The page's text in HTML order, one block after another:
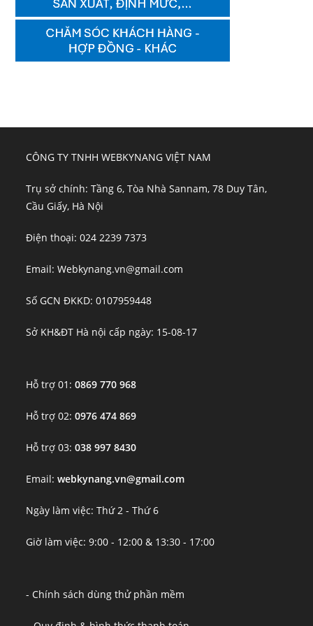
CÔNG TY TNHH WEBKYNANG VIỆT NAM
Trụ sở chính: Tầng 6, Tòa Nhà Sannam, 78 Duy Tân,
Cầu Giấy, Hà Nội
Điện thoại: 024 2239 7373
Email: Webkynang.vn@gmail.com
Số GCN ĐKKD: 0107959448
Sở KH&ĐT Hà nội cấp ngày: 15-08-17
Hỗ trợ 01:0869 770 968
Hỗ trợ 02:0976 474 869
Hỗ trợ 03:038 997 8430
Email:webkynang.vn@gmail.com
Ngày làm việc: Thứ 2 - Thứ 6
Giờ làm việc: 9:00 - 12:00 & 13:30 - 17:00
- Chính sách dùng thử phần mềm